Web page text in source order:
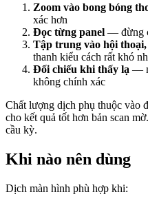
Zoom vào bong bóng
xác hơn
Đọc từng panel — đừng
Tập trung vào hội
thanh kiểu cách rất khó
Đối chiếu khi thấy lạ —
không chính xác
Chất lượng dịch phụ thuộc vào
cho kết quả tốt hơn bản scan
cầu kỳ.
Khi nào nên dùng
Dịch màn hình phù hợp khi: